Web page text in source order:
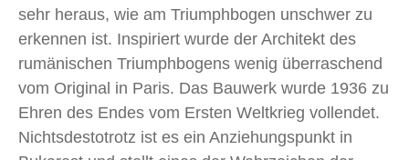
sehr heraus, wie am Triumphbogen unschwer zu
erkennen ist. Inspiriert wurde der Architekt des
rumänischen Triumphbogens wenig überraschend
vom Original in Paris. Das Bauwerk wurde 1936 zu
Ehren des Endes vom Ersten Weltkrieg vollendet.
Nichtsdestotrotz ist es ein Anziehungspunkt in